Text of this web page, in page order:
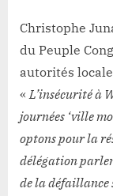
Christophe
du Peuple
autorités
«L’insécurité à
journées ‘ville
optons pour la
délégation
de la défaillance